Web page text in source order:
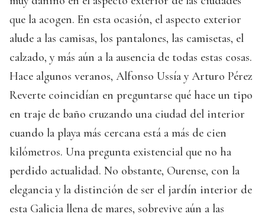
que la acogen. En esta ocasión, el aspecto exterior
alude a las camisas, los pantalones, las camisetas, el
calzado, y más aún a la ausencia de todas estas cosas.
Hace algunos veranos, Alfonso Ussía y Arturo Pérez
Reverte coincidían en preguntarse qué hace un tipo
en traje de baño cruzando una ciudad del interior
cuando la playa más cercana está a más de cien
kilómetros. Una pregunta existencial que no ha
perdido actualidad. No obstante, Ourense, con la
elegancia y la distinción de ser el jardín interior de
esta Galicia llena de mares, sobrevive aún a las